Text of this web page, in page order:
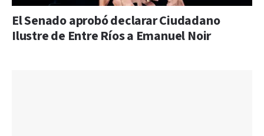
El Senado aprobó declarar Ciudadano
Ilustre de Entre Ríos a Emanuel Noir